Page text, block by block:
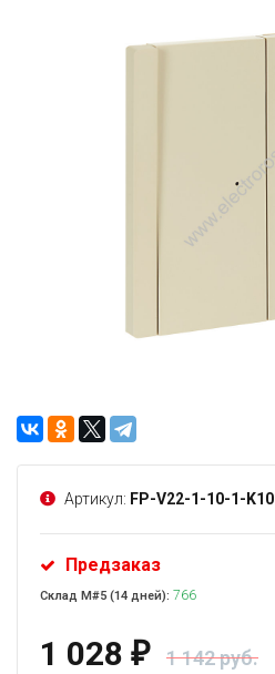
Артикул: FP-V22-1-10-1-K10
Предзаказ
Склад М#5 (14 дней): 766
1 028 ₽ 1 142 руб.